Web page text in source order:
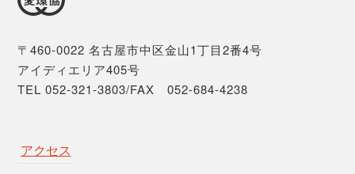
〒460-0022 名古屋市中区金山1丁目2番4号
アイディエリア405号
TEL 052-321-3803/FAX 052-684-4238
アクセス